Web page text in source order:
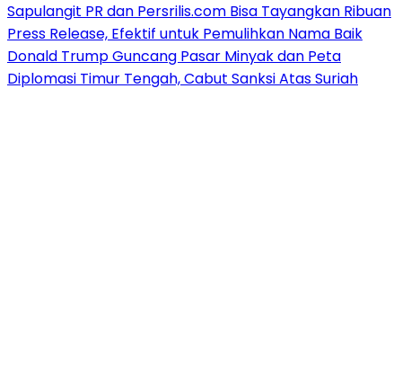
Sapulangit PR dan Persrilis.com Bisa Tayangkan Ribuan
Press Release, Efektif untuk Pemulihkan Nama Baik
Donald Trump Guncang Pasar Minyak dan Peta
Diplomasi Timur Tengah, Cabut Sanksi Atas Suriah